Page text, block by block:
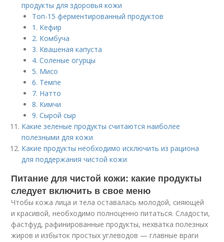
продукты для здоровья кожи
Топ-15 ферментированный продуктов
1. Кефир
2. Комбуча
3. Квашеная капуста
4. Соленые огурцы
5. Мисо
6. Темпе
7. Натто
8. Кимчи
9. Сырой сыр
Какие зеленые продукты считаются наиболее
полезными для кожи
Какие продукты необходимо исключить из рациона
для поддержания чистой кожи
Питание для чистой кожи: какие продукты
следует включить в свое меню
Чтобы кожа лица и тела оставалась молодой, сияющей
и красивой, необходимо полноценно питаться. Сладости,
фастфуд, рафинированные продукты, нехватка полезных
жиров и избыток простых углеводов — главные враги